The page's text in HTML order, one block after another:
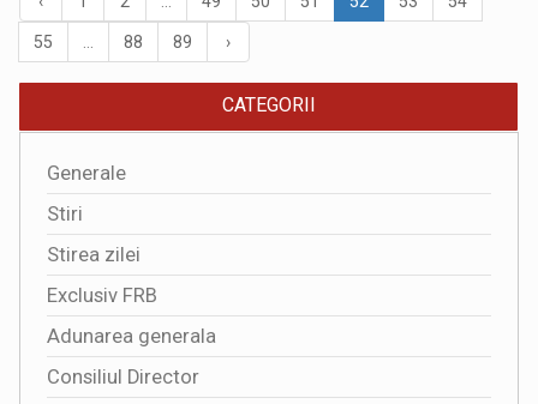
55 88 89 ›
CATEGORII
Generale
Stiri
Stirea zilei
Exclusiv FRB
Adunarea generala
Consiliul Director